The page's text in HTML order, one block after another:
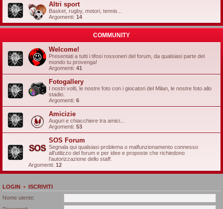
Altri sport
Basket, rugby, motori, tennis...
Argomenti: 14
COMMUNITY
Welcome!
Presentati a tutti i tifosi rossoneri del forum, da qualsiasi parte del
mondo tu provenga!
Argomenti: 41
Fotogallery
I nostri volti, le nostre foto con i giocatori del Milan, le nostre foto allo
stadio.
Argomenti: 6
Amicizie
Auguri e chiacchiere tra amici...
Argomenti: 53
SOS Forum
Segnala qui qualsiasi problema o malfunzionamento connesso
all'utilizzo del forum e per idee e proposte che richiedono
l'autorizzazione dello staff.
Argomenti: 12
LOGIN • ISCRIVITI
Nome utente: